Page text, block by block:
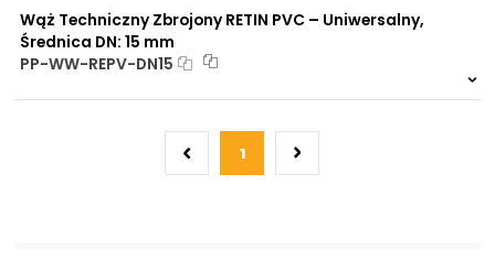
Wąż Techniczny Zbrojony RETIN PVC – Uniwersalny,
Średnica DN: 15 mm
PP-WW-REPV-DN15
1